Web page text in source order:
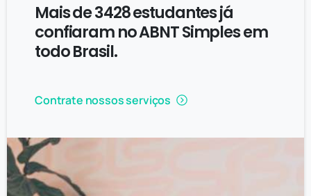
Mais de 3428 estudantes já
confiaram no ABNT Simples em
todo Brasil.
Contrate nossos serviços